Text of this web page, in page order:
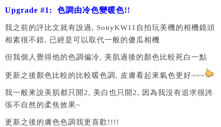
Upgrade #1: 色調由冷色變暖色!!
我之前的評比文就有說過, SonyKW11自拍玩美機的相機鏡頭
相素很不錯, 已經是可以取代一般的傻瓜相機
但我個人覺得他的色調偏冷, 美肌過後的顏色比較死白一點
更新之後顏色比較的比較暖色調, 皮膚看起來氣色更好~~~
我一般來說美肌都只開2, 美白也只開2, 因為我沒有追求很誇
張不自然的柔焦效果~
更新之後的膚色色調我更喜歡!!!!